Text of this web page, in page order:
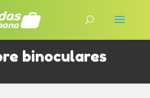
binoculares